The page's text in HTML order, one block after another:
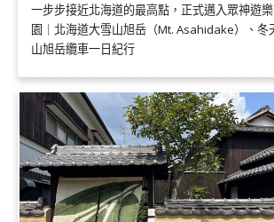
一步步接近北海道的最高點，正式邁入眾神遊
園｜北海道大雪山旭岳（Mt. Asahidake）、冬
山旭岳纜車一日紀行